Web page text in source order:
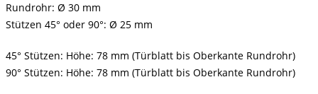
Rundrohr: Ø 30 mm
Stützen 45° oder 90°: Ø 25 mm
45° Stützen: Höhe: 78 mm (Türblatt bis Oberkante Rundrohr)
90° Stützen: Höhe: 78 mm (Türblatt bis Oberkante Rundrohr)